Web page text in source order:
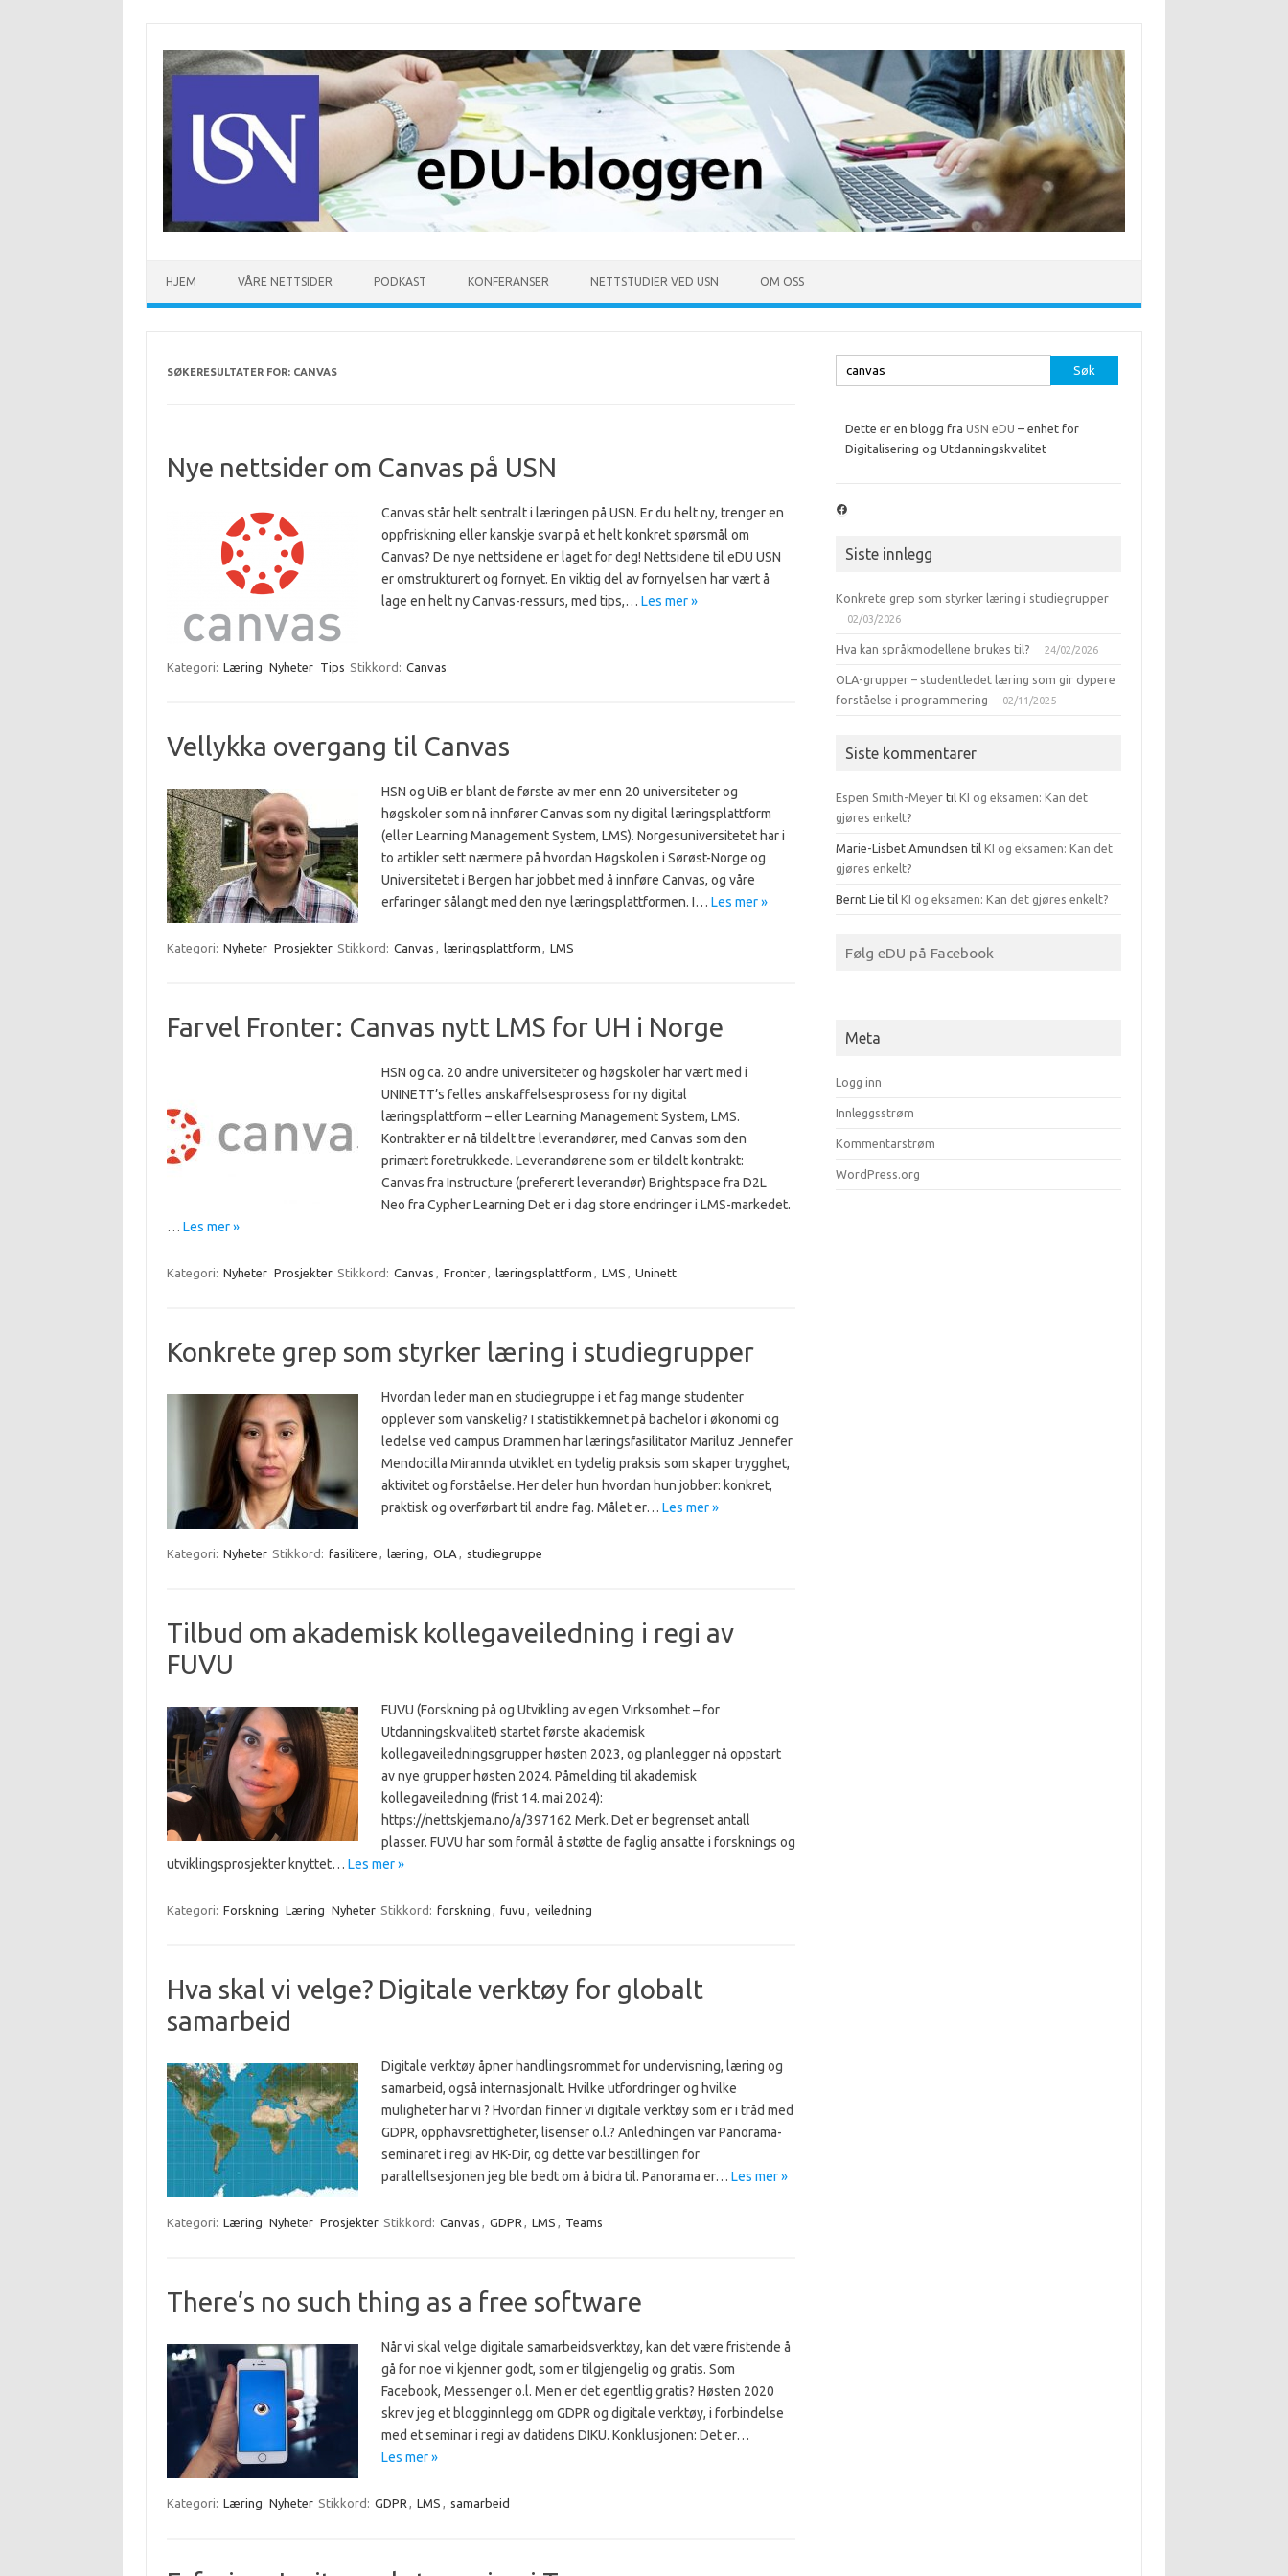
HJEM VÅRE NETTSIDER PODKAST KONFERANSER NETTSTUDIER VED USN OM OSS
SØKERESULTATER FOR: CANVAS
Nye nettsider om Canvas på USN
Canvas står helt sentralt i læringen på USN. Er du helt ny, trenger en
oppfriskning eller kanskje svar på et helt konkret spørsmål om
Canvas? De nye nettsidene er laget for deg! Nettsidene til eDU USN
er omstrukturert og fornyet. En viktig del av fornyelsen har vært å
lage en helt ny Canvas-ressurs, med tips,… Les mer »
Kategori: Læring Nyheter Tips Stikkord: Canvas
Vellykka overgang til Canvas
HSN og UiB er blant de første av mer enn 20 universiteter og
høgskoler som nå innfører Canvas som ny digital læringsplattform
(eller Learning Management System, LMS). Norgesuniversitetet har i
to artikler sett nærmere på hvordan Høgskolen i Sørøst-Norge og
Universitetet i Bergen har jobbet med å innføre Canvas, og våre
erfaringer sålangt med den nye læringsplattformen. I… Les mer »
Kategori: Nyheter Prosjekter Stikkord: Canvas , læringsplattform , LMS
Farvel Fronter: Canvas nytt LMS for UH i Norge
HSN og ca. 20 andre universiteter og høgskoler har vært med i
UNINETT’s felles anskaffelsesprosess for ny digital
læringsplattform – eller Learning Management System, LMS.
Kontrakter er nå tildelt tre leverandører, med Canvas som den
primært foretrukkede. Leverandørene som er tildelt kontrakt:
Canvas fra Instructure (preferert leverandør) Brightspace fra D2L
Neo fra Cypher Learning Det er i dag store endringer i LMS-markedet.
… Les mer »
Kategori: Nyheter Prosjekter Stikkord: Canvas , Fronter, læringsplattform , LMS , Uninett
Konkrete grep som styrker læring i studiegrupper
Hvordan leder man en studiegruppe i et fag mange studenter
opplever som vanskelig? I statistikkemnet på bachelor i økonomi og
ledelse ved campus Drammen har læringsfasilitator Mariluz Jennefer
Mendocilla Mirannda utviklet en tydelig praksis som skaper trygghet,
aktivitet og forståelse. Her deler hun hvordan hun jobber: konkret,
praktisk og overførbart til andre fag. Målet er… Les mer »
Kategori: Nyheter Stikkord: fasilitere , læring , OLA , studiegruppe
Tilbud om akademisk kollegaveiledning i regi av
FUVU
FUVU (Forskning på og Utvikling av egen Virksomhet – for
Utdanningskvalitet) startet første akademisk
kollegaveiledningsgrupper høsten 2023, og planlegger nå oppstart
av nye grupper høsten 2024. Påmelding til akademisk
kollegaveiledning (frist 14. mai 2024):
https://nettskjema.no/a/397162 Merk. Det er begrenset antall
plasser. FUVU har som formål å støtte de faglig ansatte i forsknings og
utviklingsprosjekter knyttet… Les mer »
Kategori: Forskning Læring Nyheter Stikkord: forskning , fuvu , veiledning
Hva skal vi velge? Digitale verktøy for globalt
samarbeid
Digitale verktøy åpner handlingsrommet for undervisning, læring og
samarbeid, også internasjonalt. Hvilke utfordringer og hvilke
muligheter har vi ? Hvordan finner vi digitale verktøy som er i tråd med
GDPR, opphavsrettigheter, lisenser o.l.? Anledningen var Panorama-
seminaret i regi av HK-Dir, og dette var bestillingen for
parallellsesjonen jeg ble bedt om å bidra til. Panorama er… Les mer »
Kategori: Læring Nyheter Prosjekter Stikkord: Canvas , GDPR , LMS , Teams
There’s no such thing as a free software
Når vi skal velge digitale samarbeidsverktøy, kan det være fristende å
gå for noe vi kjenner godt, som er tilgjengelig og gratis. Som
Facebook, Messenger o.l. Men er det egentlig gratis? Høsten 2020
skrev jeg et blogginnlegg om GDPR og digitale verktøy, i forbindelse
med et seminar i regi av datidens DIKU. Konklusjonen: Det er…
Les mer »
Kategori: Læring Nyheter Stikkord: GDPR , LMS , samarbeid
Søk
etter:
Dette er en blogg fraUSN eDU – enhet for
Digitalisering og Utdanningskvalitet
Facebook
Siste innlegg
Konkrete grep som styrker læring i studiegrupper
02/03/2026
Hva kan språkmodellene brukes til? 24/02/2026
OLA-grupper – studentledet læring som gir dypere
forståelse i programmering
02/11/2025
Siste kommentarer
Espen Smith-Meyer tilKI og eksamen: Kan det
gjøres enkelt?
Marie-Lisbet Amundsen tilKI og eksamen: Kan det
gjøres enkelt?
Bernt Lie tilKI og eksamen: Kan det gjøres enkelt?
Følg eDU på Facebook
Meta
Logg inn
Innleggsstrøm
Kommentarstrøm
WordPress.org